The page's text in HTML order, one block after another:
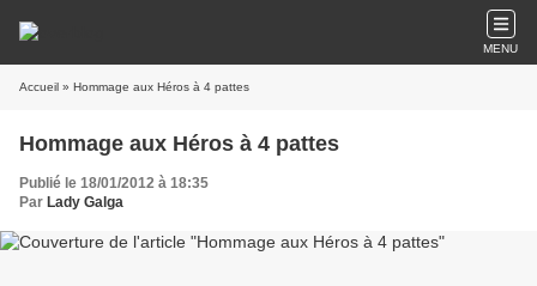
MENU
Accueil » Hommage aux Héros à 4 pattes
Hommage aux Héros à 4 pattes
Publié le 18/01/2012 à 18:35
Par Lady Galga